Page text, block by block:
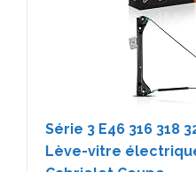
Série 3 E46 316 318
Lève-vitre